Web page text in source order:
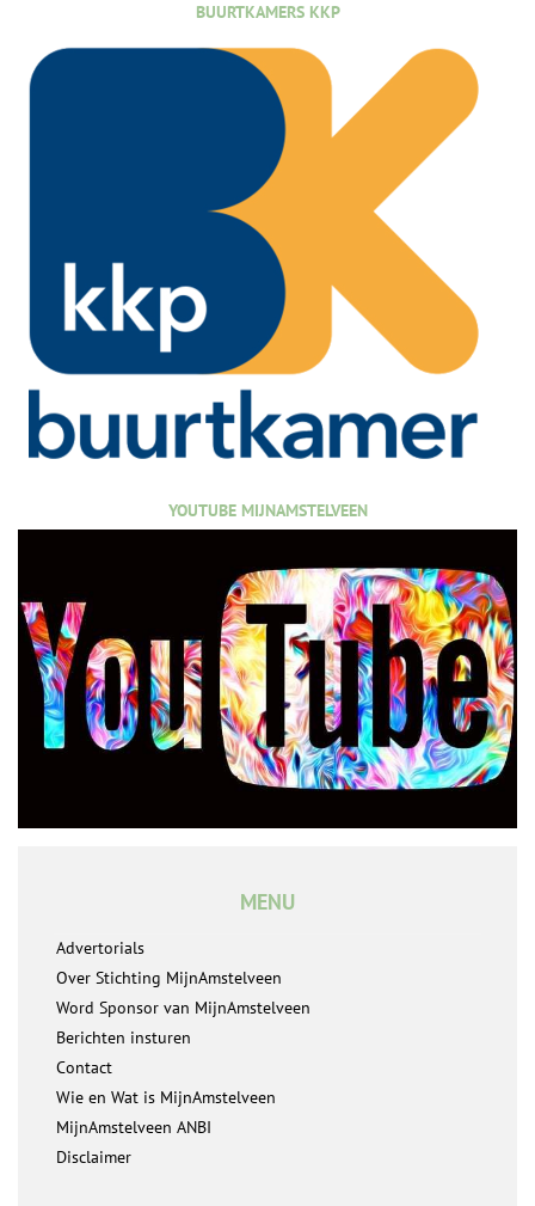
BUURTKAMERS KKP
YOUTUBE MIJNAMSTELVEEN
MENU
Advertorials
Over Stichting MijnAmstelveen
Word Sponsor van MijnAmstelveen
Berichten insturen
Contact
Wie en Wat is MijnAmstelveen
MijnAmstelveen ANBI
Disclaimer